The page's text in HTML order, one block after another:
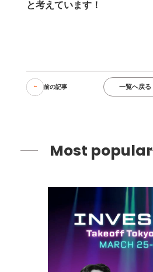
と考えています！
前の記事 一覧へ戻る
Most popular